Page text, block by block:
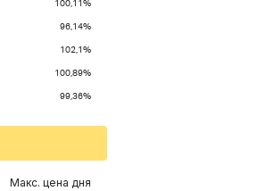
100,11%
96,14%
102,1%
100,89%
99,36%
Макс. цена дня